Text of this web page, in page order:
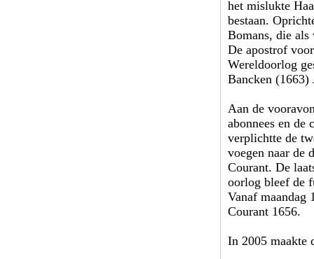
het mislukte
bestaan.
Bomans, die
De apostrof
Wereldoorlog
Bancken (1663)
Aan de
abonnees en de
verplichtte de
voegen naar de
Courant. De
oorlog bleef de
Vanaf maandag
Courant 1656.
In 2005 maakte